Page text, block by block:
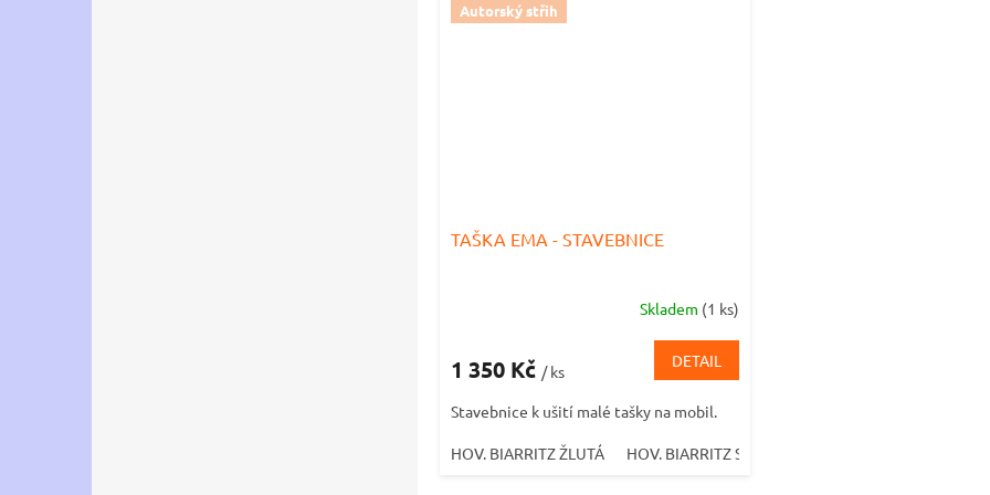
Autorský střih
TAŠKA EMA - STAVEBNICE
Skladem (1 ks)
1 350 Kč / ks
DETAIL
Stavebnice k ušití malé tašky na mobil.
HOV. BIARRITZ ŽLUTÁ HOV. BIARRITZ STARORŮŽOVÁ